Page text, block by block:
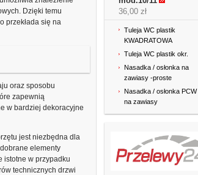
Dzięki temu
przekłada się na
oraz sposobu
zapewnią
w bardziej dekoracyjne
jest niezbędna dla
elementy
istotne w przypadku
technicznych drzwi
36,00 zł
Tuleja WC plastik
KWADRATOWA
Tuleja WC plastik okr.
Nasadka / osłonka na
zawiasy -proste
Nasadka / osłonka PCW
na zawiasy